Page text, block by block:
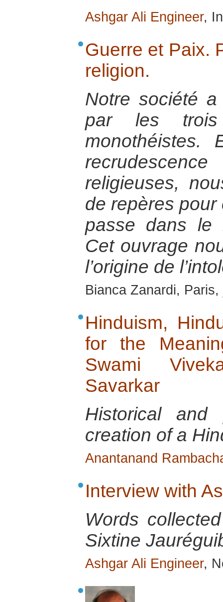
Ashgar Ali Engineer,
Guerre et Paix.
religion.
Notre société
par les trois
monothéistes.
religieuses,
de repères
passe dans le
Cet ouvrage
l’origine de
Bianca Zanardi,
Hinduism,
for the
Swami
Savarkar
Historical and
creation of a
Anantanand
Interview with
Words
Sixtine
Ashgar Ali Engineer,